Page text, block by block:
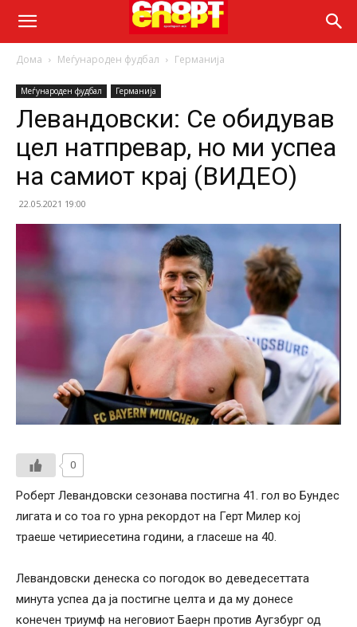
Дома Меѓународен фудбал Германија
Меѓународен фудбал Германија
Левандовски: Се обидував
цел натпревар, но ми успеа
на самиот крај (ВИДЕО)
22.05.2021 19:00
0
Роберт Левандовски сезонава постигна 41. гол во Бундес
лигата и со тоа го урна рекордот на Герт Милер кој
траеше четириесетина години, а гласеше на 40.
Левандовски денеска со погодок во деведесеттата
минута успеа да ја постигне целта и да му донесе
конечен триумф на неговиот Баерн против Аугзбург од